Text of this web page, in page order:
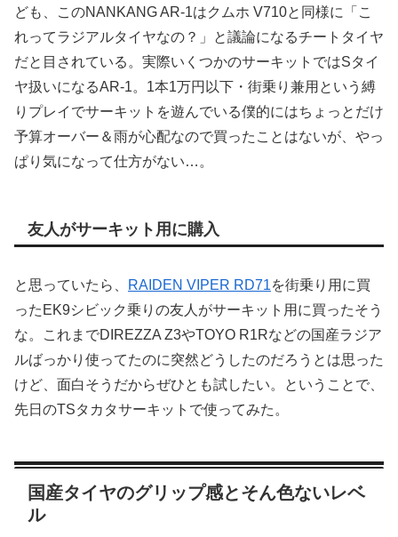
ども、このNANKANG AR-1はクムホ V710と同様に「こ
れってラジアルタイヤなの？」と議論になるチートタイヤ
だと目されている。実際いくつかのサーキットではSタイ
ヤ扱いになるAR-1。1本1万円以下・街乗り兼用という縛
りプレイでサーキットを遊んでいる僕的にはちょっとだけ
予算オーバー＆雨が心配なので買ったことはないが、やっ
ぱり気になって仕方がない…。
友人がサーキット用に購入
と思っていたら、 RAIDEN VIPER RD71を街乗り用に買
ったEK9シビック乗りの友人がサーキット用に買ったそう
な。これまでDIREZZA Z3やTOYO R1Rなどの国産ラジア
ルばっかり使ってたのに突然どうしたのだろうとは思った
けど、面白そうだからぜひとも試したい。ということで、
先日のTSタカタサーキットで使ってみた。
国産タイヤのグリップ感とそん色ないレベ
ル